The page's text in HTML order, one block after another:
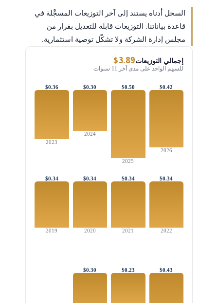
السجل أدناه يستند إلى آخر التوزيعات المسجَّلة في
قاعدة بياناتنا. التوزيعات قابلة للتعديل بقرار من
مجلس إدارة الشركة ولا تشكّل توصية استثمارية.
إجمالي التوزيعات$3.89
للسهم الواحد على مدى آخر 11 سنوات
$0.42
2026
$0.50
2025
$0.30
2024
$0.36
2023
$0.34
2022
$0.34
2021
$0.34
2020
$0.34
2019
$0.43
$0.23
$0.30